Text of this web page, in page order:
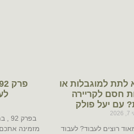
לא לתת למוגבלות או
חסם לקריירה
עם יעל פולק
רוצים לעבוד? לעבוד
מזמינה